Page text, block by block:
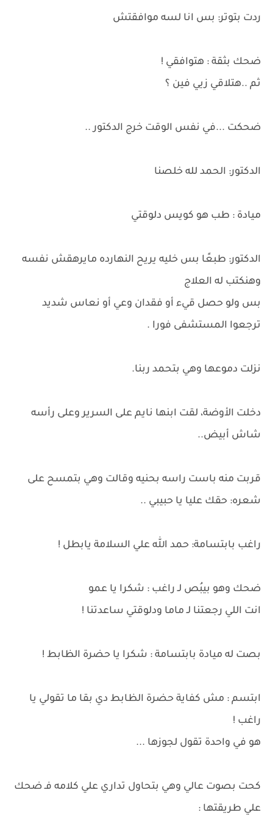
ردت بتوتر: بس انا لسه موافقتش
ضحك بثقة : هتوافقي !
ثم ..هتلاقي زيي فين ؟
ضحكت ...في نفس الوقت خرج الدكتور ..
الدكتور: الحمد لله خلصنا
ميادة : طب هو كويس دلوقتي
الدكتور: طبعًا بس خليه يريح النهارده مايرهقش نفسه
وهنكتب له العلاج
بس ولو حصل قيء أو فقدان وعي أو نعاس شديد
ترجعوا المستشفى فورا .
نزلت دموعها وهي بتحمد ربنا.
دخلت الأوضة، لقت ابنها نايم على السرير وعلى رأسه
شاش أبيض..
قربت منه باست راسه بحنيه وقالت وهي بتمسح على
شعره: حقك عليا يا حبيبي ..
راغب بابتسامة: حمد الله علي السلامة يابطل !
ضحك وهو بيبُص لـ راغب : شكرا يا عمو
انت اللي رجعتنا لـ ماما ودلوقتي ساعدتنا !
بصت له ميادة بابتسامة : شكرا يا حضرة الظابط !
ابتسم : مش كفاية حضرة الظابط دي بقا ما تقولي يا
راغب !
هو في واحدة تقول لجوزها ...
كحت بصوت عالي وهي بتحاول تداري علي كلامه فـ ضحك
علي طريقتها :